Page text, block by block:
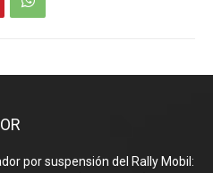
por suspensión del Rally Mobil: